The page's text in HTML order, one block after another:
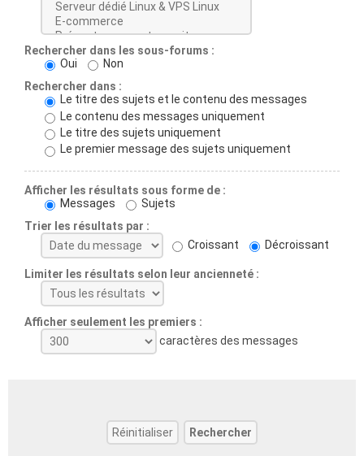
Rechercher dans les sous-forums :
Oui
Non
Rechercher dans :
Le titre des sujets et le contenu des messages
Le contenu des messages uniquement
Le titre des sujets uniquement
Le premier message des sujets uniquement
Afficher les résultats sous forme de :
Messages
Sujets
Trier les résultats par :
Croissant
Décroissant
Limiter les résultats selon leur ancienneté :
Afficher seulement les premiers :
caractères des messages